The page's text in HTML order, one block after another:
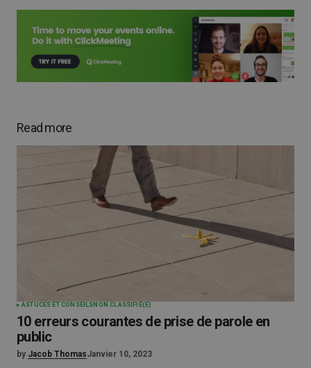
Read more
ASTUCES ET CONSEILS NON CLASSIFIÉ(E)
10 erreurs courantes de prise de parole en
public
by Jacob ThomasJanvier 10, 2023